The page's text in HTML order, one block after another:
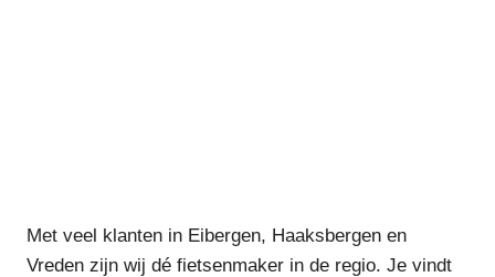
Met veel klanten in Eibergen, Haaksbergen en
Vreden zijn wij dé fietsenmaker in de regio. Je vindt